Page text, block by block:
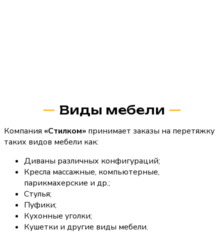
Виды мебели
Компания «Стилком» принимает заказы на перетяжку
таких видов мебели как:
Диваны различных конфигураций;
Кресла массажные, компьютерные,
парикмахерские и др.;
Стулья;
Пуфики;
Кухонные уголки;
Кушетки и другие виды мебели.